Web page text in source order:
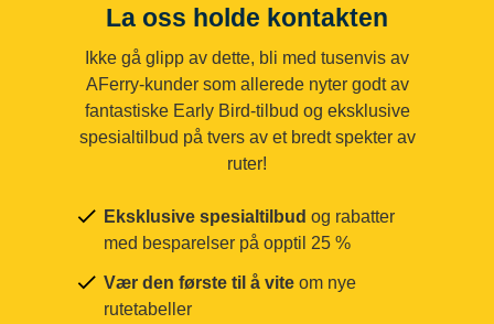
La oss holde kontakten
Ikke gå glipp av dette, bli med tusenvis av
AFerry-kunder som allerede nyter godt av
fantastiske Early Bird-tilbud og eksklusive
spesialtilbud på tvers av et bredt spekter av
ruter!
Eksklusive spesialtilbud og rabatter
med besparelser på opptil 25 %
Vær den første til å vite om nye
rutetabeller